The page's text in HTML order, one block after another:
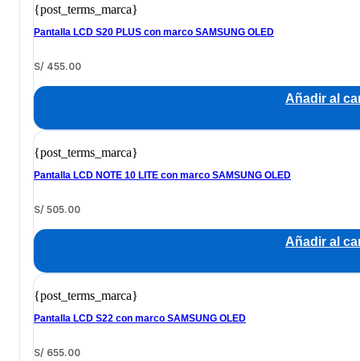
{post_terms_marca}
Pantalla LCD S20 PLUS con marco SAMSUNG OLED
S/ 455.00
Añadir al
{post_terms_marca}
Pantalla LCD NOTE 10 LITE con marco SAMSUNG OLED
S/ 505.00
Añadir al
{post_terms_marca}
Pantalla LCD S22 con marco SAMSUNG OLED
S/ 655.00